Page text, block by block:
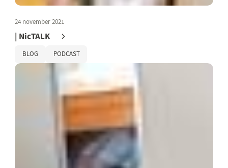
24 november 2021
| NicTALK
BLOG PODCAST